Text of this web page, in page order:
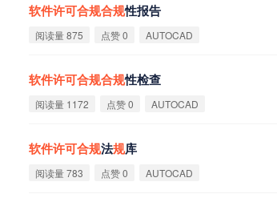
软件许可合规合规性报告
阅读量 875 点赞 0 AUTOCAD
软件许可合规合规性检查
阅读量 1172 点赞 0 AUTOCAD
软件许可合规法规库
阅读量 783 点赞 0 AUTOCAD